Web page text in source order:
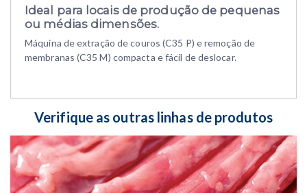
Ideal para locais de produção de pequenas
ou médias dimensões.
Máquina de extração de couros (C35 P) e remoção de
membranas (C35 M) compacta e fácil de deslocar.
Verifique as outras linhas de produtos